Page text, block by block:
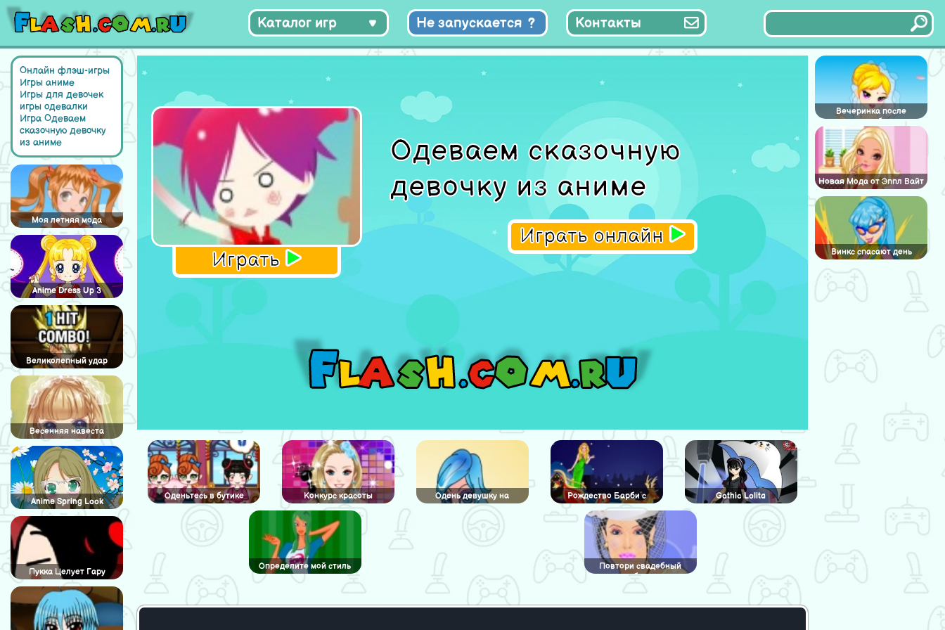
Каталог игр Не запускается Контакты
Онлайн флэш-игры
Игры аниме
Игры для девочек
игры одевалки
Игра Одеваем
сказочную девочку
из аниме
Моя летняя мода
Anime Dress Up 3
Великолепный удар
Весенняя навеста
Anime Spring Look
Пукка Целует Гару
Играть
Одеваем сказочную
девочку из аниме
Играть онлайн
Оденьтесь в бутике
Конкурс красоты
Одеваются
Одень девушку на
Хэллоуин
Рождество Барби с
детьми
Gothic Lolita
Определите мой стиль
Повтори свадебный
образ
Вечеринка после
свадьбы
Новая Мода от Эппл Вайт
Винкс спасают день